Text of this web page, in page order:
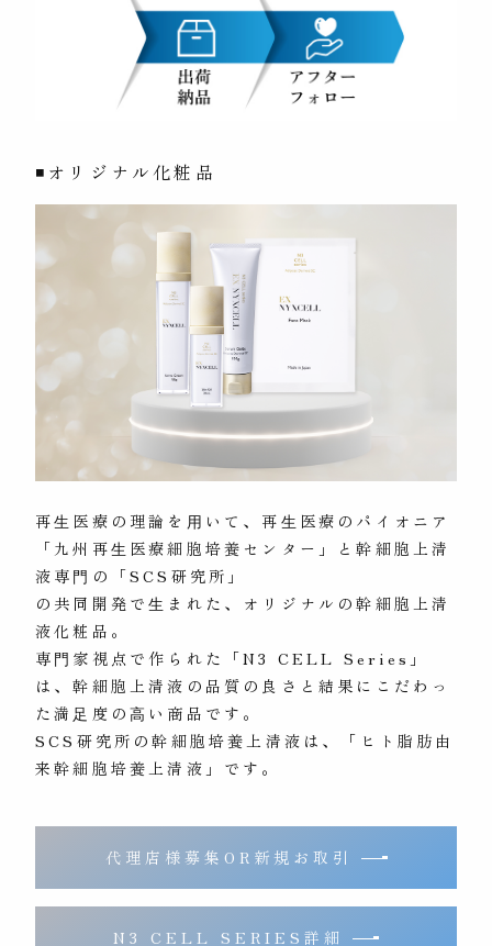
◾オリジナル化粧品
再⽣医療の理論を⽤いて、再⽣医療のパイオニア
「九州再⽣医療細胞培養センター」と幹細胞上清
液専⾨の「SCS研究所」
の共同開発で⽣まれた、オリジナルの幹細胞上清
液化粧品。
専⾨家視点で作られた「N3 CELL Series」
は、幹細胞上清液の品質の良さと結果にこだわっ
た満⾜度の⾼い商品です。
SCS研究所の幹細胞培養上清液は、「ヒト脂肪由
来幹細胞培養上清液」です。
代理店様募集OR新規お取引
N3 CELL SERIES詳細